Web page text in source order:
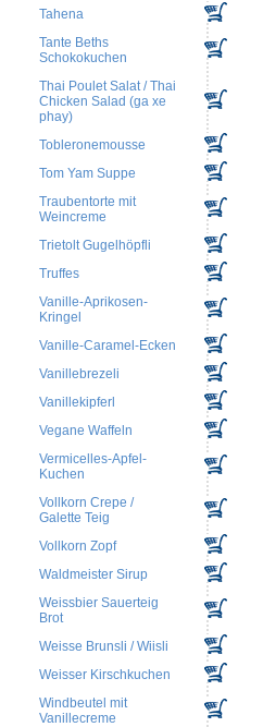
Tahena
Tante Beths
Schokokuchen
Thai Poulet Salat / Thai
Chicken Salad (ga xe
phay)
Tobleronemousse
Tom Yam Suppe
Traubentorte mit
Weincreme
Trietolt Gugelhöpfli
Truffes
Vanille-Aprikosen-
Kringel
Vanille-Caramel-Ecken
Vanillebrezeli
Vanillekipferl
Vegane Waffeln
Vermicelles-Apfel-
Kuchen
Vollkorn Crepe /
Galette Teig
Vollkorn Zopf
Waldmeister Sirup
Weissbier Sauerteig
Brot
Weisse Brunsli / Wiisli
Weisser Kirschkuchen
Windbeutel mit
Vanillecreme